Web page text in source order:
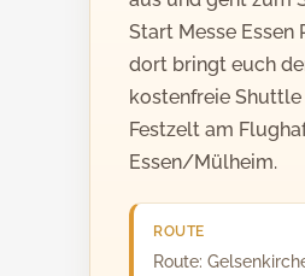
Start Messe Essen
dort bringt euch
kostenfreie Shuttle
Festzelt am
Essen/Mülheim.
ROUTE
Route: